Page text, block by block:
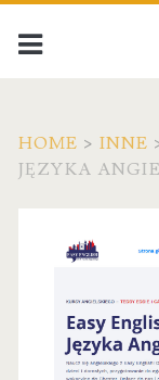
HOME > INNE
JĘZYKA